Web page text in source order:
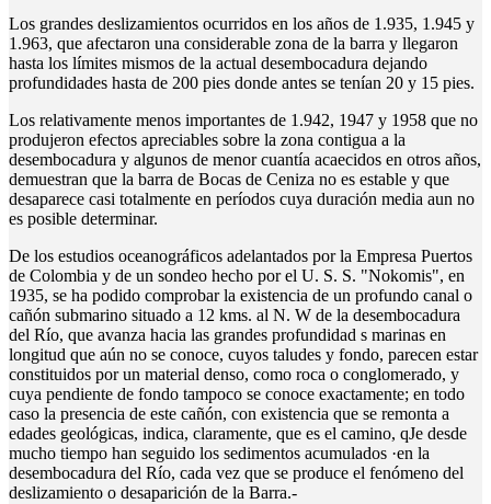
Los grandes deslizamientos ocurridos en los años de 1.935, 1.945 y
1.963, que afectaron una considerable zona de la barra y llegaron
hasta los límites mismos de la actual desembocadura dejando
profundidades hasta de 200 pies donde antes se tenían 20 y 15 pies.
Los relativamente menos importantes de 1.942, 1947 y 1958 que no
produjeron efectos apreciables sobre la zona contigua a la
desembocadura y algunos de menor cuantía acaecidos en otros años,
demuestran que la barra de Bocas de Ceniza no es estable y que
desaparece casi totalmente en períodos cuya duración media aun no
es posible determinar.
De los estudios oceanográficos adelantados por la Empresa Puertos
de Colombia y de un sondeo hecho por el U. S. S. "Nokomis", en
1935, se ha podido comprobar la existencia de un profundo canal o
cañón submarino situado a 12 kms. al N. W de la desembocadura
del Río, que avanza hacia las grandes profundidad s marinas en
longitud que aún no se conoce, cuyos taludes y fondo, parecen estar
constituidos por un material denso, como roca o conglomerado, y
cuya pendiente de fondo tampoco se conoce exactamente; en todo
caso la presencia de este cañón, con existencia que se remonta a
edades geológicas, indica, claramente, que es el camino, qJe desde
mucho tiempo han seguido los sedimentos acumulados ·en la
desembocadura del Río, cada vez que se produce el fenómeno del
deslizamiento o desaparición de la Barra.-